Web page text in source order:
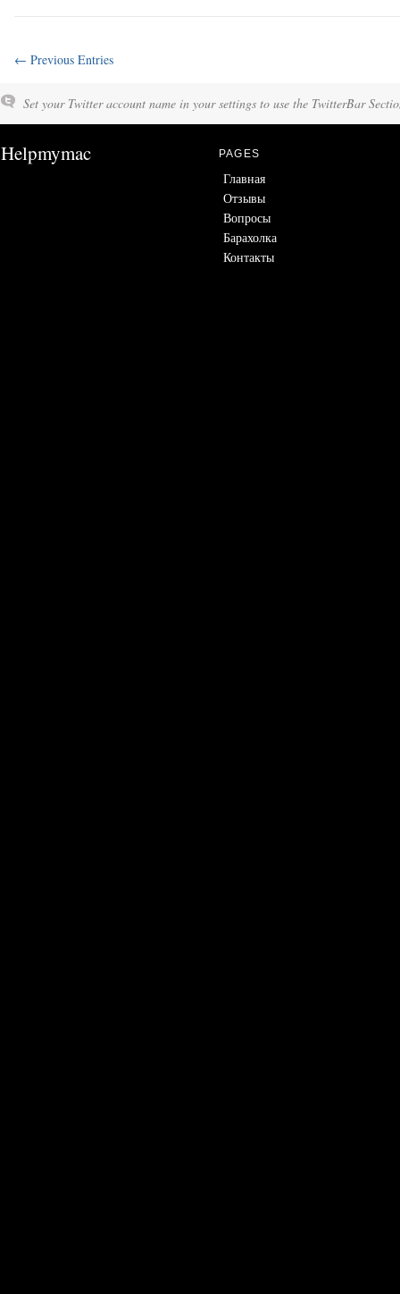
← Previous Entries
Set your Twitter account name in your settings to use the TwitterBar
Helpmymac PAGES
Главная
Отзывы
Вопросы
Барахолка
Контакты